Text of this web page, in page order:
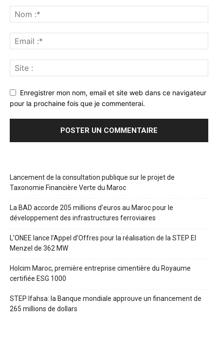
Enregistrer mon nom, email et site web dans ce navigateur
pour la prochaine fois que je commenterai.
Lancement de la consultation publique sur le projet de
Taxonomie Financière Verte du Maroc
La BAD accorde 205 millions d’euros au Maroc pour le
développement des infrastructures ferroviaires
L’ONEE lance l’Appel d’Offres pour la réalisation de la STEP El
Menzel de 362 MW
Holcim Maroc, première entreprise cimentière du Royaume
certifiée ESG 1000
STEP Ifahsa: la Banque mondiale approuve un financement de
265 millions de dollars